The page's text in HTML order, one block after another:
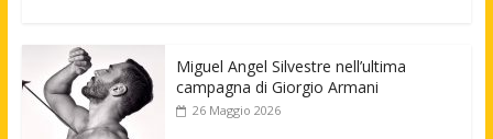
Miguel Angel Silvestre nell’ultima
campagna di Giorgio Armani
26 Maggio 2026